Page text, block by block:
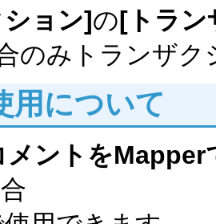
ョン]の[トラン
のみトランザ
用について
メントをMapper